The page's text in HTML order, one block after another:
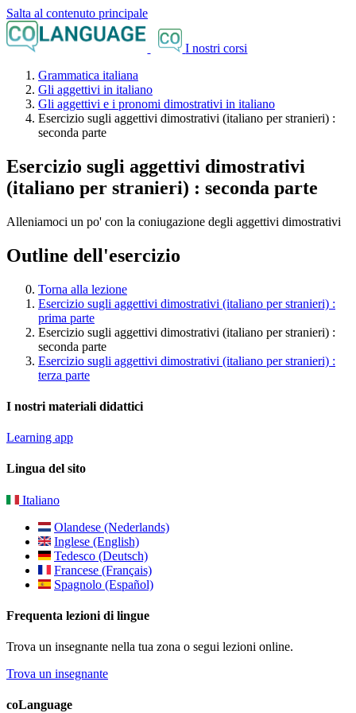
Salta al contenuto principale
I nostri corsi
Grammatica italiana
Gli aggettivi in italiano
Gli aggettivi e i pronomi dimostrativi in italiano
Esercizio sugli aggettivi dimostrativi (italiano per stranieri) :
seconda parte
Esercizio sugli aggettivi dimostrativi
(italiano per stranieri) : seconda parte
Alleniamoci un po' con la coniugazione degli aggettivi dimostrativi
Outline dell'esercizio
Torna alla lezione
Esercizio sugli aggettivi dimostrativi (italiano per stranieri) :
prima parte
Esercizio sugli aggettivi dimostrativi (italiano per stranieri) :
seconda parte
Esercizio sugli aggettivi dimostrativi (italiano per stranieri) :
terza parte
I nostri materiali didattici
Learning app
Lingua del sito
Italiano
Olandese (Nederlands)
Inglese (English)
Tedesco (Deutsch)
Francese (Français)
Spagnolo (Español)
Frequenta lezioni di lingue
Trova un insegnante nella tua zona o segui lezioni online.
Trova un insegnante
coLanguage